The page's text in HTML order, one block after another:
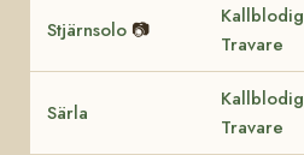
Stjärnsolo 📷
Kallblodig
Travare
Särla
Kallblodig
Travare